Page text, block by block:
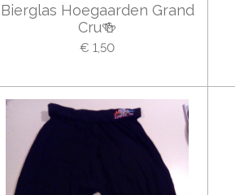
Bierglas Hoegaarden Grand
Cru🍻
€ 1,50